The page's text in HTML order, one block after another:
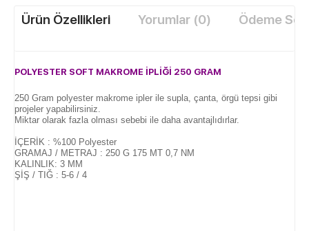
Ürün Özellikleri Yorumlar (0) Ödeme
POLYESTER SOFT MAKROME İPLİĞİ 250 GRAM
250 Gram polyester makrome ipler ile supla, çanta, örgü tepsi gibi
projeler yapabilirsiniz.
Miktar olarak fazla olması sebebi ile daha avantajlıdırlar.
İÇERİK : %100 Polyester
GRAMAJ / METRAJ : 250 G 175 MT 0,7 NM
KALINLIK: 3 MM
ŞİŞ / TIĞ : 5-6 / 4